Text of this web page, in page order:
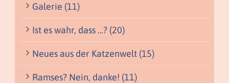
Galerie (11)
Ist es wahr, dass …? (20)
Neues aus der Katzenwelt (15)
Ramses? Nein, danke! (11)